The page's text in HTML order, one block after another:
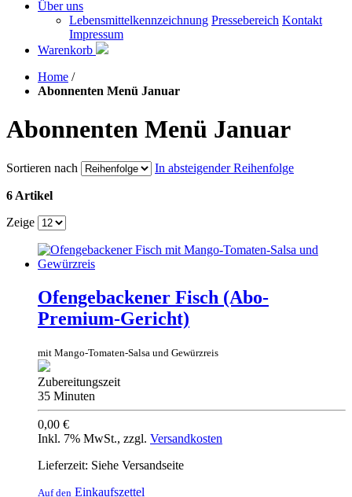
Über uns
Lebensmittelkennzeichnung Pressebereich Kontakt
Impressum
Warenkorb
Home /
Abonnenten Menü Januar
Abonnenten Menü Januar
Sortieren nach In absteigender Reihenfolge
6 Artikel
Zeige
Ofengebackener Fisch (Abo-
Premium-Gericht)
mit Mango-Tomaten-Salsa und Gewürzreis
Zubereitungszeit
35 Minuten
0,00 €
Inkl. 7% MwSt., zzgl. Versandkosten
Lieferzeit: Siehe Versandseite
Auf den Einkaufszettel